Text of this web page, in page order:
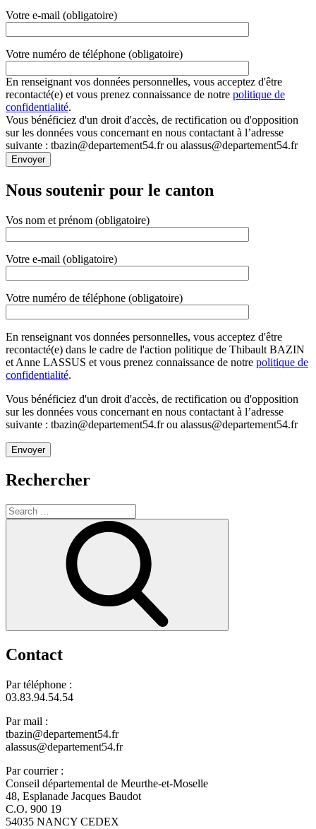
Votre e-mail (obligatoire)
Votre numéro de téléphone (obligatoire)
En renseignant vos données personnelles, vous acceptez d'être
recontacté(e) et vous prenez connaissance de notre politique de
confidentialité.
Vous bénéficiez d'un droit d'accès, de rectification ou d'opposition
sur les données vous concernant en nous contactant à l’adresse
suivante : tbazin@departement54.fr ou alassus@departement54.fr
Nous soutenir pour le canton
Vos nom et prénom (obligatoire)
Votre e-mail (obligatoire)
Votre numéro de téléphone (obligatoire)
En renseignant vos données personnelles, vous acceptez d'être
recontacté(e) dans le cadre de l'action politique de Thibault BAZIN
et Anne LASSUS et vous prenez connaissance de notre politique de
confidentialité.
Vous bénéficiez d'un droit d'accès, de rectification ou d'opposition
sur les données vous concernant en nous contactant à l’adresse
suivante : tbazin@departement54.fr ou alassus@departement54.fr
Rechercher
Search
for:
Contact
Par téléphone :
03.83.94.54.54
Par mail :
tbazin@departement54.fr
alassus@departement54.fr
Par courrier :
Conseil départemental de Meurthe-et-Moselle
48, Esplanade Jacques Baudot
C.O. 900 19
54035 NANCY CEDEX